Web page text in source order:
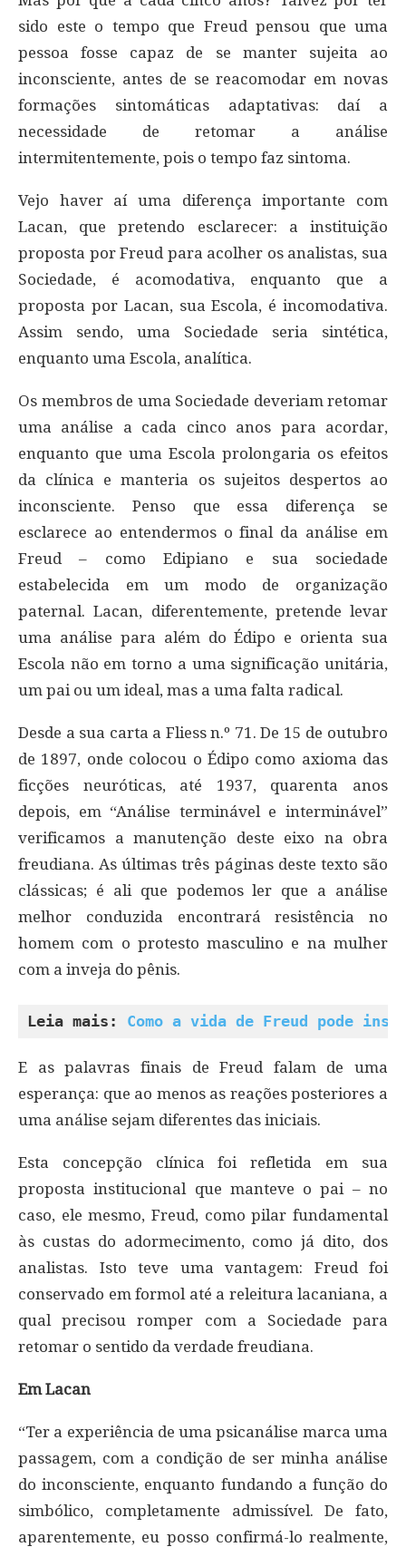
sido este o tempo que Freud pensou que uma
pessoa fosse capaz de se manter sujeita ao
inconsciente, antes de se reacomodar em novas
formações sintomáticas adaptativas: daí a
necessidade de retomar a análise
intermitentemente, pois o tempo faz sintoma.
Vejo haver aí uma diferença importante com
Lacan, que pretendo esclarecer: a instituição
proposta por Freud para acolher os analistas, sua
Sociedade, é acomodativa, enquanto que a
proposta por Lacan, sua Escola, é incomodativa.
Assim sendo, uma Sociedade seria sintética,
enquanto uma Escola, analítica.
Os membros de uma Sociedade deveriam retomar
uma análise a cada cinco anos para acordar,
enquanto que uma Escola prolongaria os efeitos
da clínica e manteria os sujeitos despertos ao
inconsciente. Penso que essa diferença se
esclarece ao entendermos o final da análise em
Freud – como Edipiano e sua sociedade
estabelecida em um modo de organização
paternal. Lacan, diferentemente, pretende levar
uma análise para além do Édipo e orienta sua
Escola não em torno a uma significação unitária,
um pai ou um ideal, mas a uma falta radical.
Desde a sua carta a Fliess n.º 71. De 15 de outubro
de 1897, onde colocou o Édipo como axioma das
ficções neuróticas, até 1937, quarenta anos
depois, em “Análise terminável e interminável”
verificamos a manutenção deste eixo na obra
freudiana. As últimas três páginas deste texto são
clássicas; é ali que podemos ler que a análise
melhor conduzida encontrará resistência no
homem com o protesto masculino e na mulher
com a inveja do pênis.
Leia mais: Como a vida de Freud pode
E as palavras finais de Freud falam de uma
esperança: que ao menos as reações posteriores a
uma análise sejam diferentes das iniciais.
Esta concepção clínica foi refletida em sua
proposta institucional que manteve o pai – no
caso, ele mesmo, Freud, como pilar fundamental
às custas do adormecimento, como já dito, dos
analistas. Isto teve uma vantagem: Freud foi
conservado em formol até a releitura lacaniana, a
qual precisou romper com a Sociedade para
retomar o sentido da verdade freudiana.
Em Lacan
“Ter a experiência de uma psicanálise marca uma
passagem, com a condição de ser minha análise
do inconsciente, enquanto fundando a função do
simbólico, completamente admissível. De fato,
aparentemente, eu posso confirmá-lo realmente,